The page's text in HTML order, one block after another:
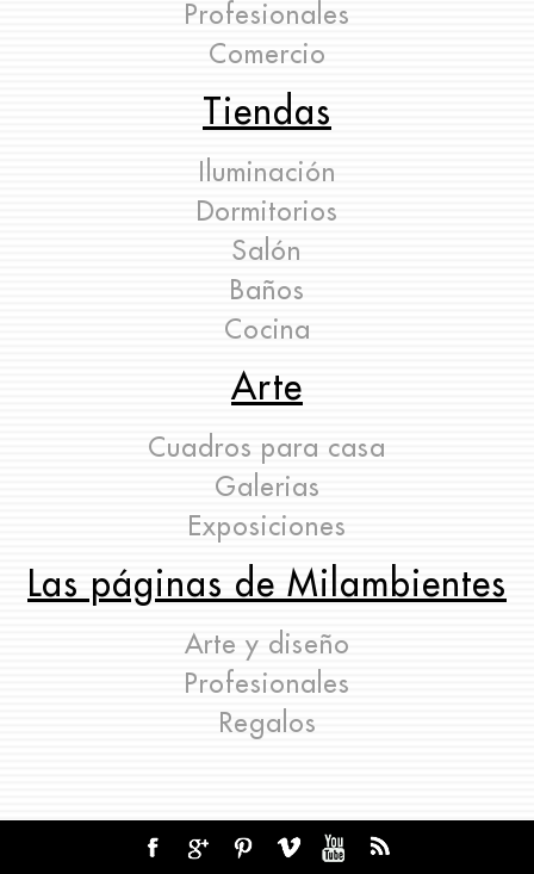
Profesionales
Comercio
Tiendas
Iluminación
Dormitorios
Salón
Baños
Cocina
Arte
Cuadros para casa
Galerias
Exposiciones
Las páginas de Milambientes
Arte y diseño
Profesionales
Regalos